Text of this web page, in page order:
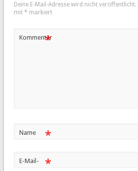
Deine E-Mail-Adresse wird nicht veröffentlicht.
mit * markiert
Kommentar
*
Name *
E-Mail- *